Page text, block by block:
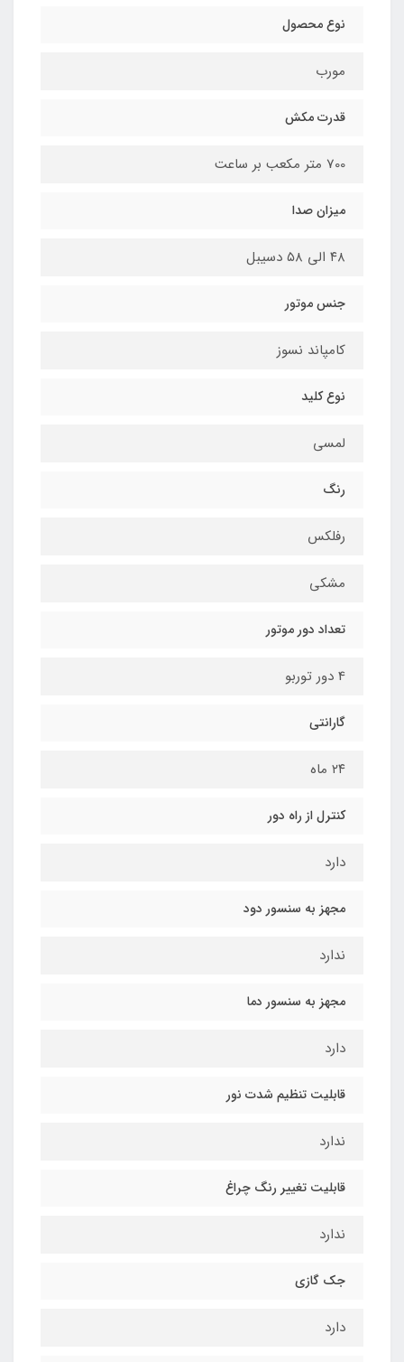
نوع محصول
مورب
قدرت مکش
700 متر مکعب بر ساعت
میزان صدا
۴۸ الی ۵۸ دسیبل
جنس موتور
کامپاند نسوز
نوع کلید
لمسی
رنگ
رفلکس
مشکی
تعداد دور موتور
4 دور توربو
گارانتی
٢٤ ماه
کنترل از راه دور
دارد
مجهز به سنسور دود
ندارد
مجهز به سنسور دما
دارد
قابلیت تنظیم شدت نور
ندارد
قابلیت تغییر رنگ چراغ
ندارد
جک گازی
دارد